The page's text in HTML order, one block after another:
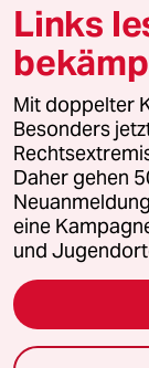
© 2026 taz
Alle Rechte
wenden Sie sich
Feedback
Leitlinie
Seitenwende
Links
Mit doppelter
Besonders
Daher gehen
eine
und